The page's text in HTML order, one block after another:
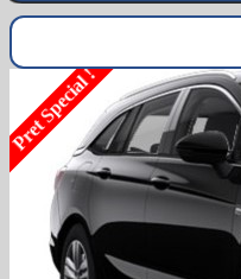
Pret Special !